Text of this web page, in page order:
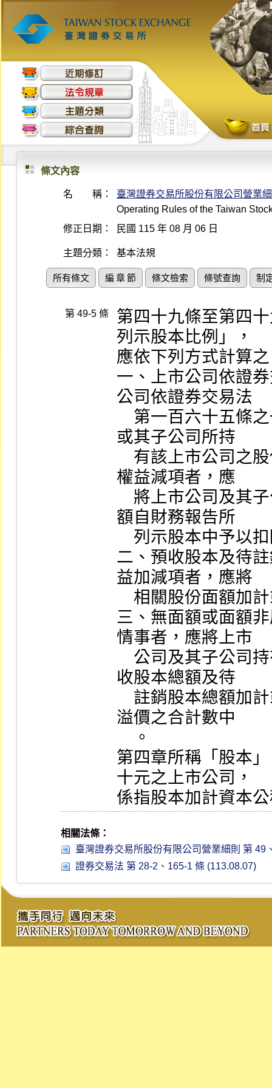
條文內容
名 稱：
臺灣證券交易所股份有限公司營業
Operating Rules of the Taiwan
修正日期：
民國 115 年 08 月 06 日
主題分類： 基本法規
所有條文 編 章 節 條文檢索 條號查詢 制
第 49-5 條
第四十九條至第四
列示股本比例」，
應依下列方式計算
一、上市公司依證
公司依證券交易法
或其子公司所持
權益減項者，應
額自財務報告所
二、預收股本及待
益加減項者，應將
三、無面額或面額
情事者，應將上市
收股本總額及待
溢價之合計數中
第四章所稱「股本
十元之上市公司，
係指股本加計資本
相關法條：
臺灣證券交易所股份有限公司營業細則 第 49
證券交易法 第 28-2、165-1 條 (113.08.07)